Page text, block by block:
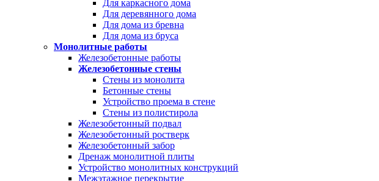
Для каркасного дома
Для деревянного дома
Для дома из бревна
Для дома из бруса
Монолитные работы
Железобетонные работы
Железобетонные стены
Стены из монолита
Бетонные стены
Устройство проема в стене
Стены из полистирола
Железобетонный подвал
Железобетонный ростверк
Железобетонный забор
Дренаж монолитной плиты
Устройство монолитных конструкций
Межэтажное перекрытие